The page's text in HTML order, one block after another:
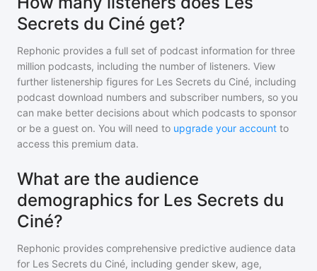
Secrets du Ciné get?
Rephonic provides a full set of podcast information for three
million podcasts, including the number of listeners. View
further listenership figures for Les Secrets du Ciné, including
podcast download numbers and subscriber numbers, so you
can make better decisions about which podcasts to sponsor
or be a guest on. You will need to upgrade your account to
access this premium data.
What are the audience
demographics for Les Secrets du
Ciné?
Rephonic provides comprehensive predictive audience data
for Les Secrets du Ciné, including gender skew, age,